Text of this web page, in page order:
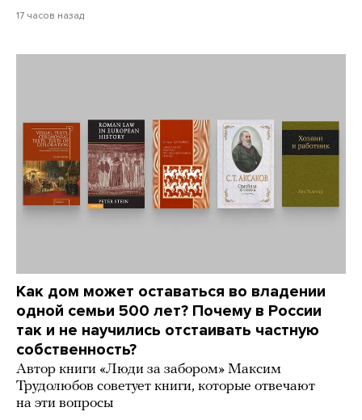
17 часов назад
Как дом может оставаться во владении
одной семьи 500 лет? Почему в России
так и не научились отстаивать частную
собственность?
Автор книги «Люди за забором» Максим
Трудолюбов советует книги, которые отвечают
на эти вопросы